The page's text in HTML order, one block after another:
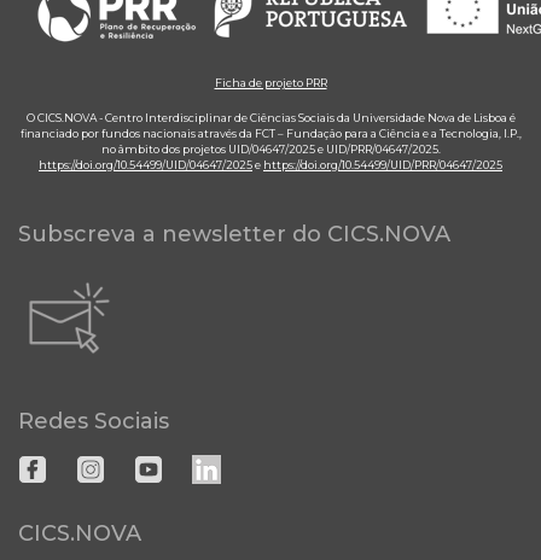
Ficha de projeto PRR
O CICS.NOVA - Centro Interdisciplinar de Ciências Sociais da Universidade Nova de Lisboa é
financiado por fundos nacionais através da FCT – Fundação para a Ciência e a Tecnologia, I.P.,
no âmbito dos projetos UID/04647/2025 e UID/PRR/04647/2025.
https://doi.org/10.54499/UID/04647/2025e https://doi.org/10.54499/UID/PRR/04647/2025
Subscreva a newsletter do CICS.NOVA
Redes Sociais
CICS.NOVA